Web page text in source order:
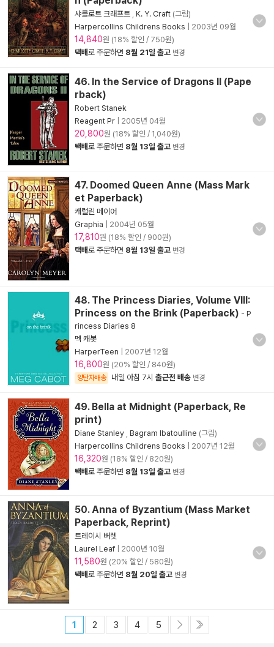
샤를로트 크래프트 K. Y. Craft (그림)
Harpercollins Childrens Books
2003년 09월
14,840원 (18% 할인 / 750원)
택배로 주문하면 8월 21일 출고 변경
46. In the Service of Dragons II (Pape
rback)
Robert Stanek
Reagent Pr
2005년 04월
20,800원 (18% 할인 / 1,040원)
택배로 주문하면 8월 13일 출고 변경
47. Doomed Queen Anne (Mass Mark
et Paperback)
캐럴린 메이어
Graphia
2004년 05월
17,810원 (18% 할인 / 900원)
택배로 주문하면 8월 13일 출고 변경
48. The Princess Diaries, Volume VIII:
Princess on the Brink (Paperback) - P
rincess Diaries 8
멕 캐봇
HarperTeen
2007년 12월
16,800원 (20% 할인 / 840원)
양탄자배송 내일 아침 7시 출근전 배송 변경
49. Bella at Midnight (Paperback, Re
print)
Diane Stanley Bagram Ibatoulline (그림)
Harpercollins Childrens Books
2007년 12월
16,320원 (18% 할인 / 820원)
택배로 주문하면 8월 13일 출고 변경
50. Anna of Byzantium (Mass Market
Paperback, Reprint)
트레이시 버렛
Laurel Leaf
2000년 10월
11,580원 (20% 할인 / 580원)
택배로 주문하면 8월 20일 출고 변경
1 2 3 4 5